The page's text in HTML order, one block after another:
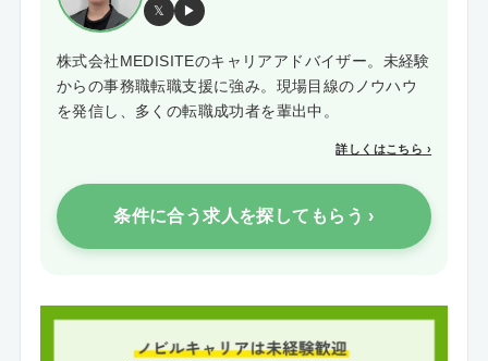
𝕏 ▶
株式会社MEDISITEのキャリアアドバイザー。未経験
からの事務職転職支援に強み。現場目線のノウハウ
を発信し、多くの転職成功者を輩出中。
詳しくはこちら ›
条件に合う求人を探してもらう ›